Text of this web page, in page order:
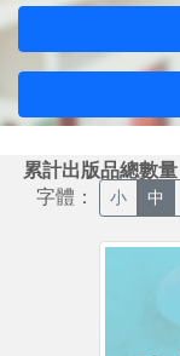
累計出版品總數
字體： 小 中